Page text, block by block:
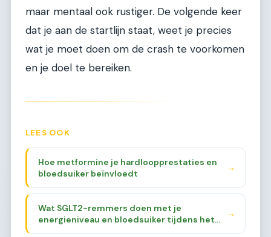
maar mentaal ook rustiger. De volgende keer
dat je aan de startlijn staat, weet je precies
wat je moet doen om de crash te voorkomen
en je doel te bereiken.
LEES OOK
Hoe metformine je hardloopprestaties en
bloedsuiker beïnvloedt
→
Wat SGLT2-remmers doen met je
energieniveau en bloedsuiker tijdens het
hardlopen
→